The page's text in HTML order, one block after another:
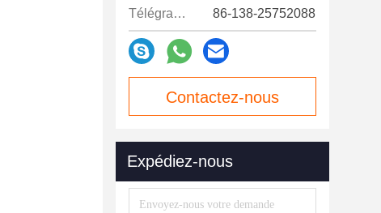
Télégramme: 86-138-25752088
Contactez-nous
Expédiez-nous